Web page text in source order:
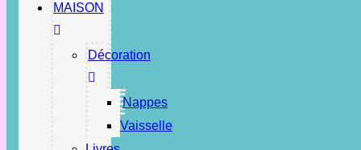
MAISON
Décoration
Nappes
Vaisselle